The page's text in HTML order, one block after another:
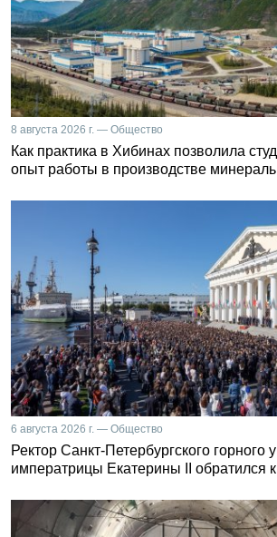
8 августа 2026 г. — Общество
Как практика в Хибинах позволила
опыт работы в производстве
6 августа 2026 г. — Общество
Ректор Санкт-Петербургского горного
императрицы Екатерины II обратился